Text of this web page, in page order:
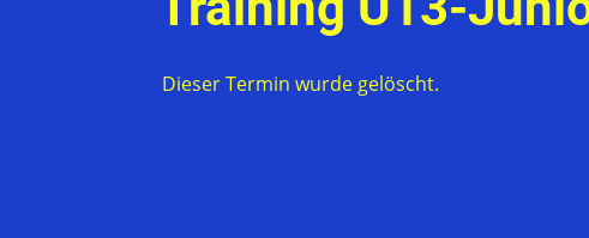
Dieser Termin wurde gelöscht.